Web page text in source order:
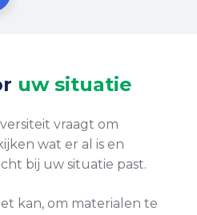
uw situatie
vraagt om
wat er al is en
bij uw situatie past.
kan, om materialen te